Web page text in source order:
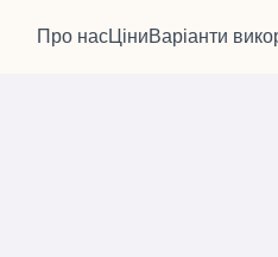
Про насЦіниВаріанти